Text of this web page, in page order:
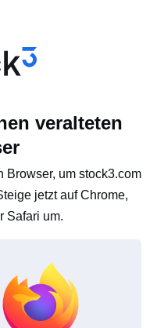
veralteten
Browser, um stock3.com
jetzt auf Chrome,
Safari um.